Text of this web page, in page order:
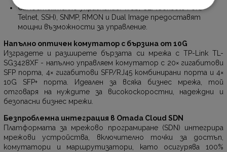
Самостоятелно управление: Web, CLI (Console Port,
Telnet, SSH), SNMP, RMON и Dual Image предоставят
мощни възможности за управление.
Напълно оптичен комутатор с бързина от 10G
Изградете и разширете бързата си мрежа с TP-Link TL-
SG3428XF - напълно управляем комутатор с 20× гигабитови
SFP порта, 4× гигабитови SFP/RJ45 комбинирани порта и 4×
10G SFP+ порта. Идеален за всяка бизнес мрежа, той
отговаря на нуждите за високоскоростни, надеждни и
безопасни бизнес мрежи.
Безпроблемна интеграция в Omada Cloud SDN
Платформата за мрежово програмиране (SDN) интегрира
мрежови устройства, включително точки за достъп,
комутатори и маршрутизатори, като осигурява 100%